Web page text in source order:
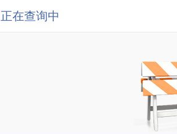
正在查询中